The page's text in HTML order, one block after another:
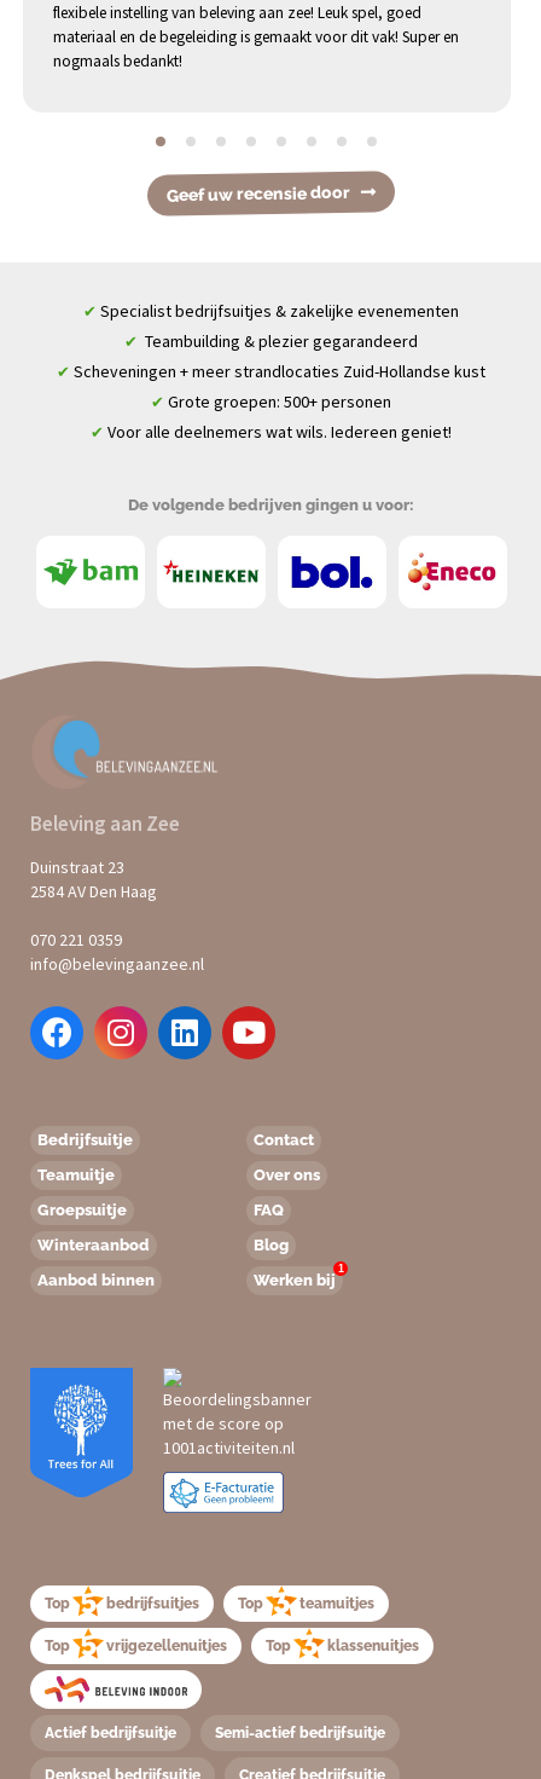
flexibele instelling van beleving aan zee! Leuk spel, goed
materiaal en de begeleiding is gemaakt voor dit vak! Super en
nogmaals bedankt!
Geef uw recensie door
✔ Specialist bedrijfsuitjes & zakelijke evenementen
✔ Teambuilding & plezier gegarandeerd
✔ Scheveningen + meer strandlocaties Zuid-Hollandse kust
✔ Grote groepen: 500+ personen
✔ Voor alle deelnemers wat wils. Iedereen geniet!
De volgende bedrijven gingen u voor:
Beleving aan Zee
Duinstraat 23
2584 AV Den Haag
070 221 0359
info@belevingaanzee.nl
Bedrijfsuitje
Teamuitje
Groepsuitje
Winteraanbod
Aanbod binnen
Contact
Over ons
FAQ
Blog
Werken bij
1
Top bedrijfsuitjes Top teamuitjes
Top vrijgezellenuitjes Top klassenuitjes
Actief bedrijfsuitje Semi-actief bedrijfsuitje
Denkspel bedrijfsuitje Creatief bedrijfsuitje